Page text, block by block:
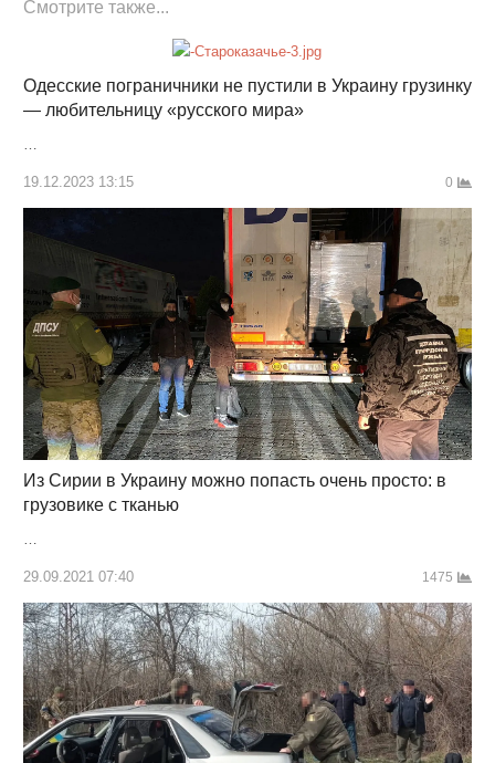
Смотрите также...
Одесские пограничники не пустили в Украину грузинку
— любительницу «русского мира»
…
19.12.2023 13:15 0
Из Сирии в Украину можно попасть очень просто: в
грузовике с тканью
…
29.09.2021 07:40 1475